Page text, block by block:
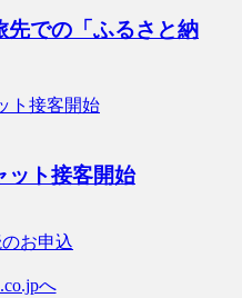
での「ふるさと納
ト接客開始